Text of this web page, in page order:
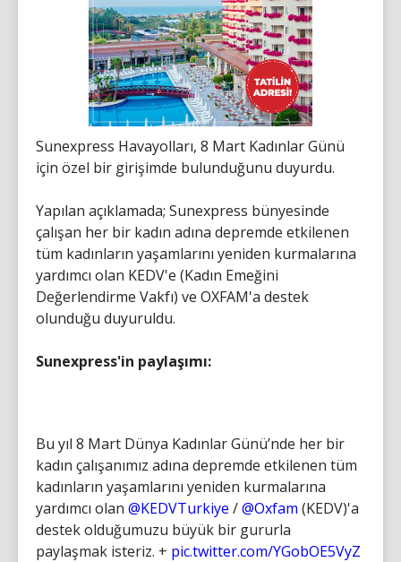
Sunexpress Havayolları, 8 Mart Kadınlar Günü
için özel bir girişimde bulunduğunu duyurdu.
Yapılan açıklamada; Sunexpress bünyesinde
çalışan her bir kadın adına depremde etkilenen
tüm kadınların yaşamlarını yeniden kurmalarına
yardımcı olan KEDV'e (Kadın Emeğini
Değerlendirme Vakfı) ve OXFAM'a destek
olunduğu duyuruldu.
Sunexpress'in paylaşımı:
Bu yıl 8 Mart Dünya Kadınlar Günü’nde her bir
kadın çalışanımız adına depremde etkilenen tüm
kadınların yaşamlarını yeniden kurmalarına
yardımcı olan @KEDVTurkiye /@Oxfam (KEDV)'a
destek olduğumuzu büyük bir gururla
paylaşmak isteriz. + pic.twitter.com/YGobOE5VyZ